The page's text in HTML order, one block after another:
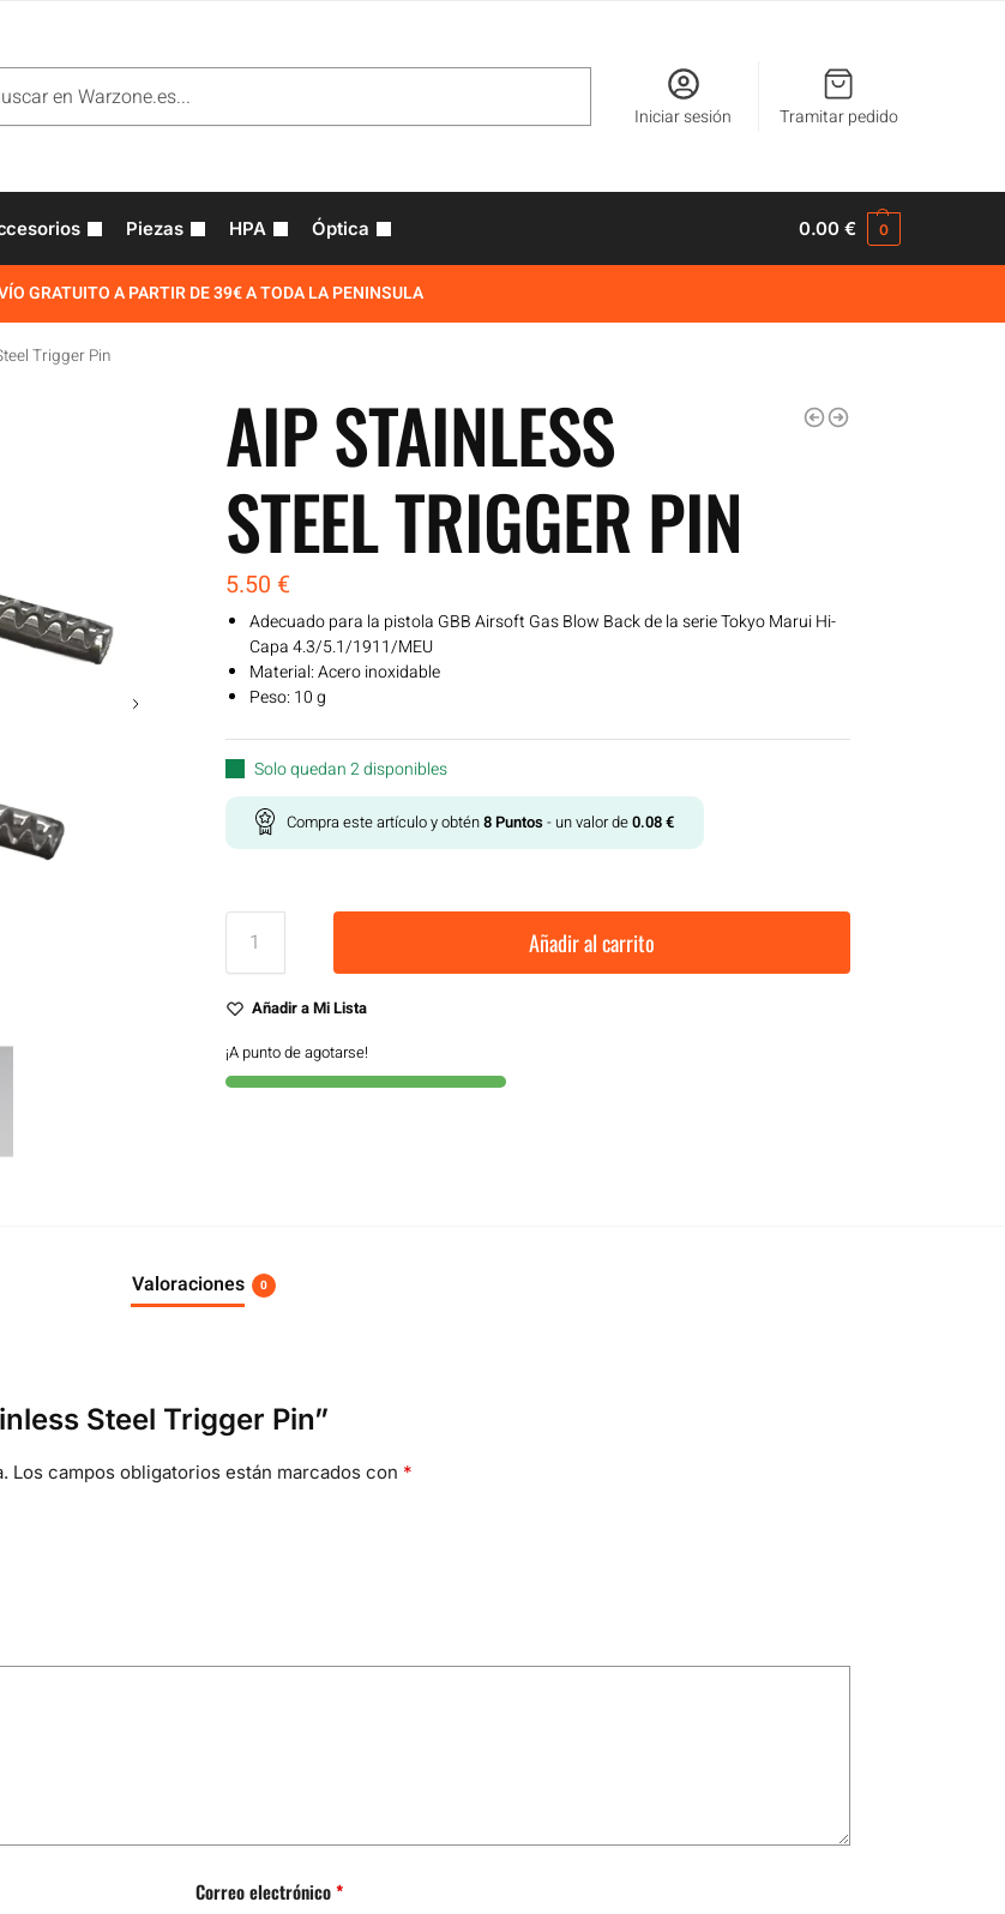
Iniciar sesión Tramitar pedido
Piezas HPA Óptica 0.00€ 0
GRATUITO A PARTIR DE 39€ A TODA LA PENINSULA
Trigger Pin
AIP STAINLESS
STEEL TRIGGER PIN
5.50 €
Adecuado para la pistola GBB Airsoft Gas Blow Back de la serie Tokyo Marui Hi-
Capa 4.3/5.1/1911/MEU
Material: Acero inoxidable
Peso: 10 g
Solo quedan 2 disponibles
Compra este artículo y obtén8Puntos - un valor de0.08€
Añadir al carrito
Añadir a Mi Lista
¡A punto de agotarse!
Valoraciones 0
Steel Trigger Pin”
Los campos obligatorios están marcados con *
Correo electrónico*